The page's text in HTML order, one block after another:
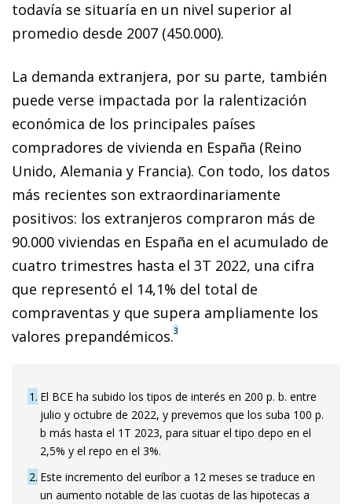
todavía se situaría en un nivel superior al
promedio desde 2007 (450.000).
La demanda extranjera, por su parte, también
puede verse impactada por la ralentización
económica de los principales países
compradores de vivienda en España (Reino
Unido, Alemania y Francia). Con todo, los datos
más recientes son extraordinariamente
positivos: los extranjeros compraron más de
90.000 viviendas en España en el acumulado de
cuatro trimestres hasta el 3T 2022, una cifra
que representó el 14,1% del total de
compraventas y que supera ampliamente los
valores prepandémicos.3
1 El BCE ha subido los tipos de interés en 200 p. b. entre
julio y octubre de 2022, y prevemos que los suba 100 p.
b más hasta el 1T 2023, para situar el tipo depo en el
2,5% y el repo en el 3%.
2 Este incremento del euríbor a 12 meses se traduce en
un aumento notable de las cuotas de las hipotecas a